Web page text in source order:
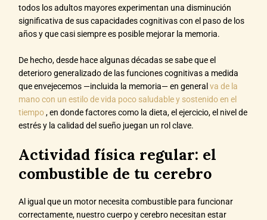
todos los adultos mayores experimentan una disminución
significativa de sus capacidades cognitivas con el paso de los
años y que casi siempre es posible mejorar la memoria.
De hecho, desde hace algunas décadas se sabe que el
deterioro generalizado de las funciones cognitivas a medida
que envejecemos —incluida la memoria— en generalva de la
mano con un estilo de vida poco saludable y sostenido en el
tiempo, en donde factores como la dieta, el ejercicio, el nivel de
estrés y la calidad del sueño juegan un rol clave.
Actividad física regular: el
combustible de tu cerebro
Al igual que un motor necesita combustible para funcionar
correctamente, nuestro cuerpo y cerebro necesitan estar